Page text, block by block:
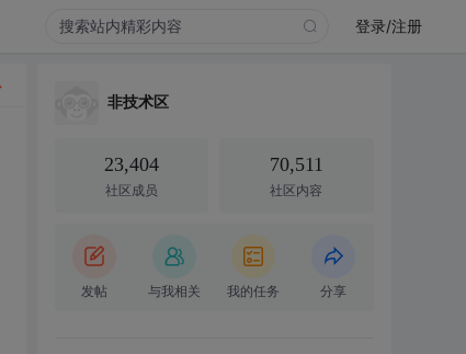
登录/注册
非技术区
23,404
社区成员
70,511
社区内容
发帖 与我相关 我的任务 分享